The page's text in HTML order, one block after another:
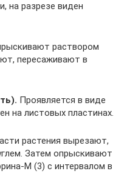
на разрезе виден
раствором
пересаживают в
Проявляется в виде
на листовых пластинах.
растения вырезают,
Затем опрыскивают
М (3) с интервалом в